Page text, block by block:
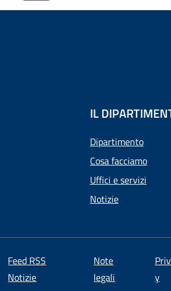
IL
Dipartimento
Cosa facciamo
Uffici e servizi
Notizie
Feed RSS
Notizie
Note
legali
y